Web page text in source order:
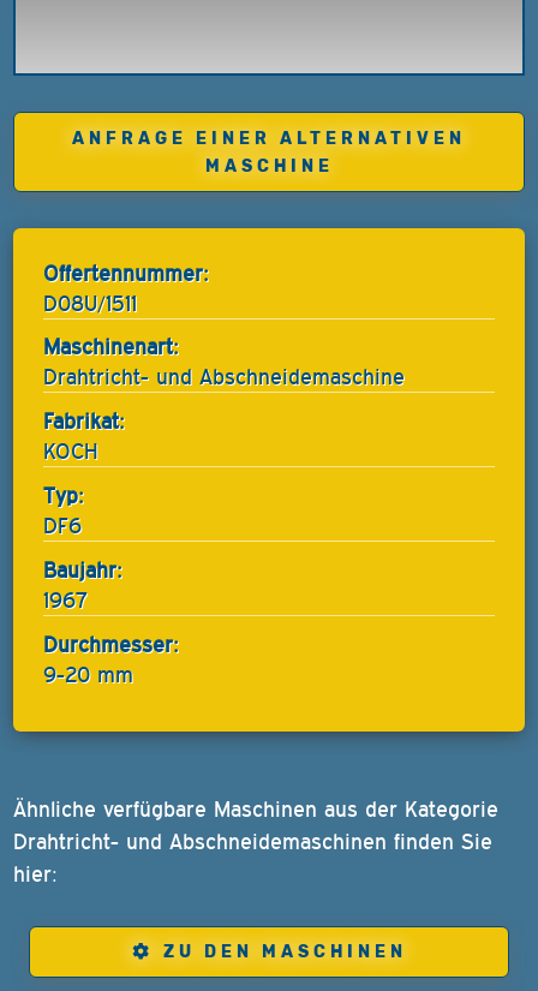
ANFRAGE EINER ALTERNATIVEN
MASCHINE
Offertennummer:
D08U/1511
Maschinenart:
Drahtricht- und Abschneidemaschine
Fabrikat:
KOCH
Typ:
DF6
Baujahr:
1967
Durchmesser:
9-20 mm
Ähnliche verfügbare Maschinen aus der Kategorie
Drahtricht- und Abschneidemaschinen finden Sie
hier:
ZU DEN MASCHINEN